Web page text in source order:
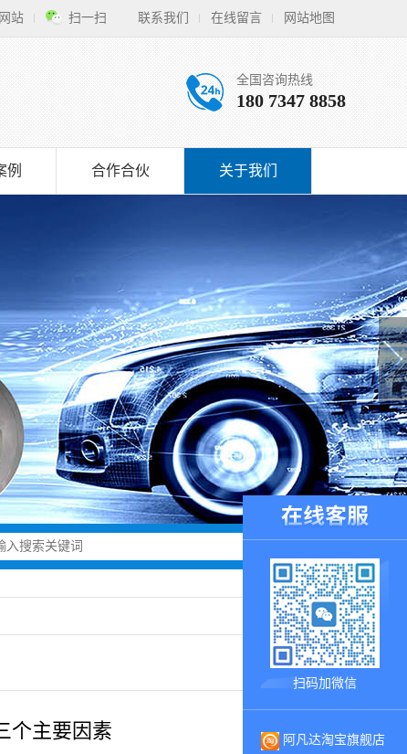
联系我们 在线留言 网站地图
站 扫一扫
全国咨询热线
180 7347 8858
例 合作合伙 关于我们
个主要因素
扫码加微信
阿凡达淘宝旗舰店